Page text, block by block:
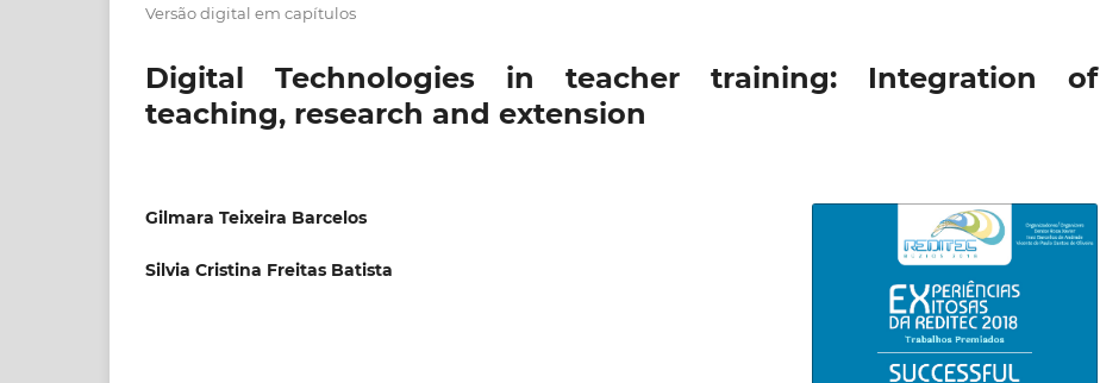
Versão digital em capítulos
Digital Technologies in teacher training: Integration of
teaching, research and extension
Gilmara Teixeira Barcelos
Silvia Cristina Freitas Batista